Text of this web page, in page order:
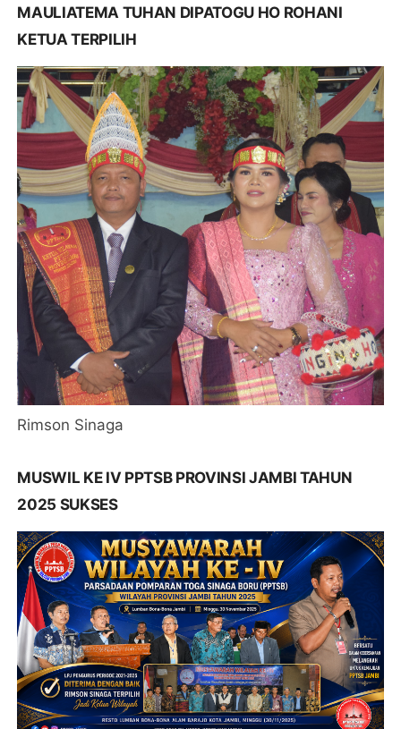
MAULIATEMA TUHAN DIPATOGU HO ROHANI
KETUA TERPILIH
Rimson Sinaga
MUSWIL KE IV PPTSB PROVINSI JAMBI TAHUN
2025 SUKSES